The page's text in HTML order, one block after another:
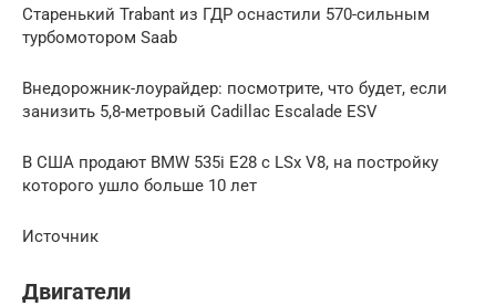
Старенький Trabant из ГДР оснастили 570-сильным
турбомотором Saab
Внедорожник-лоурайдер: посмотрите, что будет, если
занизить 5,8-метровый Cadillac Escalade ESV
В США продают BMW 535i E28 с LSx V8, на постройку
которого ушло больше 10 лет
Источник
Двигатели